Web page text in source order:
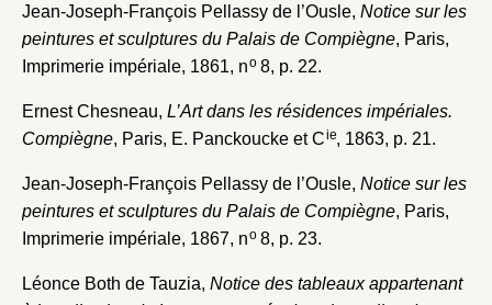
Jean-Joseph-François Pellassy de l’Ousle, Notice sur les
peintures et sculptures du Palais de Compiègne, Paris,
Imprimerie impériale, 1861, no8, p. 22.
Ernest Chesneau, L’Art dans les résidences impériales.
Compiègne, Paris, E. Panckoucke et Cie, 1863, p. 21.
Jean-Joseph-François Pellassy de l’Ousle, Notice sur les
peintures et sculptures du Palais de Compiègne, Paris,
Imprimerie impériale, 1867, no8, p. 23.
Léonce Both de Tauzia, Notice des tableaux appartenant
Fermer
notice
Connexion
Courriel